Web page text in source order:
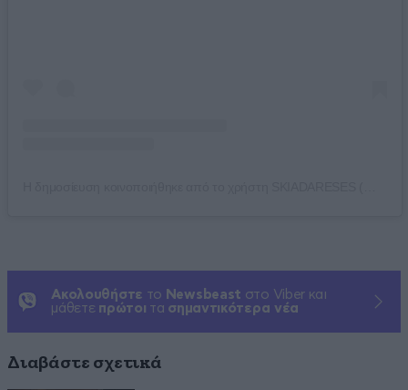
Ακολουθήστε το Newsbeast στο Viber και
μάθετε πρώτοι τα σημαντικότερα νέα
Διαβάστε σχετικά